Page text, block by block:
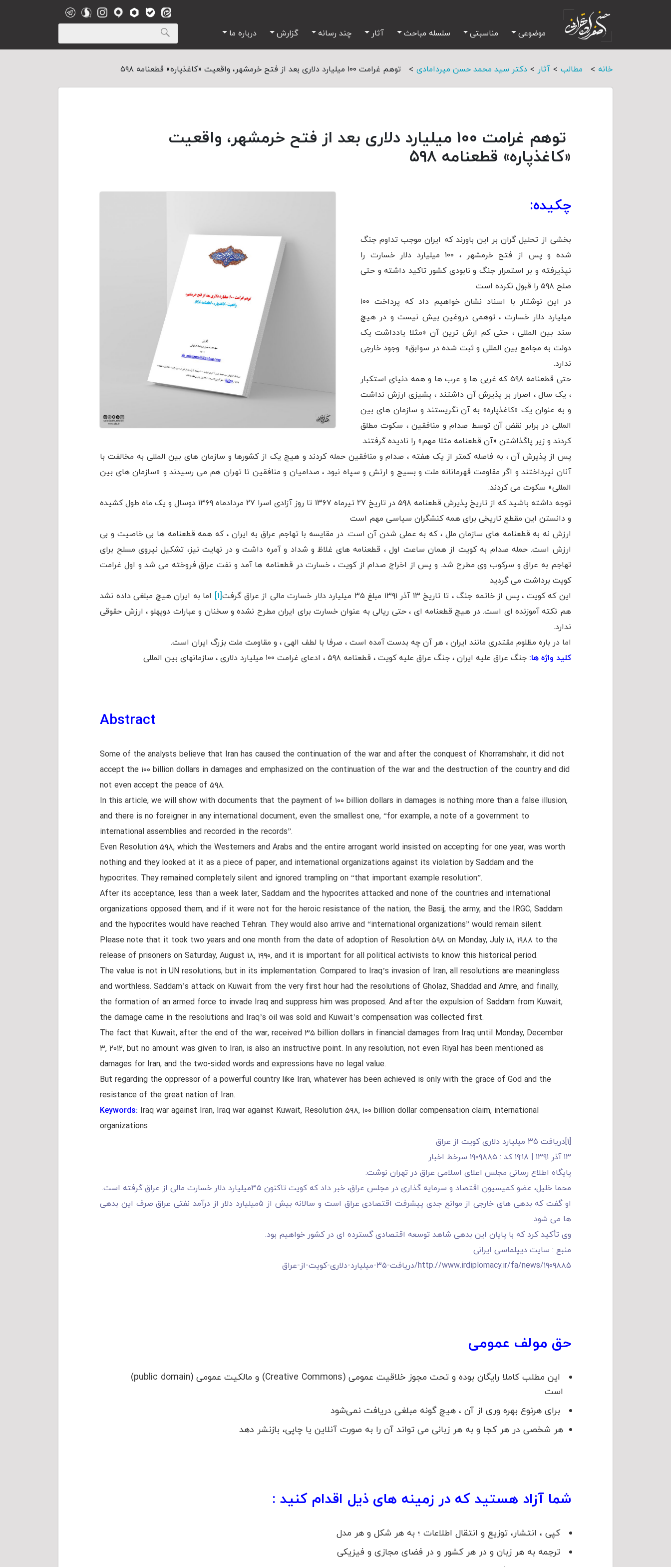
موضوعی مناسبتی سلسله مباحث آثار چند رسانه گزارش درباره ما
خانه > مطالب > آثار > دکتر سید محمد حسن میردامادی > توهم غرامت ۱۰۰ میلیارد دلاری بعد از فتح خرمشهر، واقعیت «کاغذپاره» قطعنامه ۵۹۸
توهم غرامت ۱۰۰ میلیارد دلاری بعد از فتح خرمشهر، واقعیت
«کاغذپاره» قطعنامه ۵۹۸
چکیده:
بخشی از تحلیل گران بر این باورند که ایران موجب تداوم جنگ
شده و پس از فتح خرمشهر ، ۱۰۰ میلیارد دلار خسارت را
نپذیرفته و بر استمرار جنگ و نابودی کشور تاکید داشته و حتی
صلح ۵۹۸ را قبول نکرده است
در این نوشتار با اسناد نشان خواهیم داد که پرداخت ۱۰۰
میلیارد دلار خسارت ، توهمی دروغین بیش نیست و در هیچ
سند بین المللی ، حتی کم ارش ترین آن «مثلا یادداشت یک
دولت به مجامع بین المللی و ثبت شده در سوابق» وجود خارجی
ندارد.
حتی قطعنامه ۵۹۸ که غربی ها و عرب ها و همه دنیای استکبار
، یک سال ، اصرار بر پذیرش آن داشتند ، پشیزی ارزش نداشت
و به عنوان یک «کاغذپاره» به آن نگریستند و سازمان های بین
المللی در برابر نقض آن توسط صدام و منافقین ، سکوت مطلق
کردند و زیر پاگذاشتن «آن قطعنامه مثلا مهم» را نادیده گرفتند.
پس از پذیرش آن ، به فاصله کمتر از یک هفته ، صدام و منافقین حمله کردند و هیچ یک از کشورها و سازمان های بین المللی به مخالفت با
آنان نپرداختند و اگر مقاومت قهرمانانه ملت و بسیج و ارتش و سپاه نبود ، صدامیان و منافقین تا تهران هم می رسیدند و «سازمان های بین
المللی» سکوت می کردند.
توجه داشته باشید که از تاریخ پذیرش قطعنامه ۵۹۸ در تاریخ ۲۷ تیرماه ۱۳۶۷ تا روز آزادی اسرا ۲۷ مردادماه ۱۳۶۹ دوسال و یک ماه طول کشیده
و دانستن این مقطع تاریخی برای همه کنشگران سیاسی مهم است
ارزش نه به قطعنامه های سازمان ملل ، که به عملی شدن آن است. در مقایسه با تهاجم عراق به ایران ، که همه قطعنامه ها بی خاصیت و بی
ارزش است. حمله صدام به کویت از همان ساعت اول ، قطعنامه های غلاظ و شداد و آمره داشت و در نهایت نیز، تشکیل نیروی مسلح برای
تهاجم به عراق و سرکوب وی مطرح شد. و پس از اخراج صدام از کویت ، خسارت در قطعنامه ها آمد و نفت عراق فروخته می شد و اول غرامت
کویت برداشت می گردید
این که کویت ، پس از خاتمه جنگ ، تا تاریخ ۱۳ آذر ۱۳۹۱ مبلغ ۳۵ میلیارد دلار خسارت مالی از عراق گرفت
[۱]
اما به ایران هیچ مبلغی داده نشد
هم نکته آموزنده ای است. در هیچ قطعنامه ای ، حتی ریالی به عنوان خسارت برای ایران مطرح نشده و سخنان و عبارات دوپهلو ، ارزش حقوقی
ندارد.
اما در باره مظلوم مقتدری مانند ایران ، هر آن چه بدست آمده است ، صرفا با لطف الهی ، و مقاومت ملت بزرگ ایران است.
کلید واژه ها: جنگ عراق علیه ایران ، جنگ عراق علیه کویت ، قطعنامه ۵۹۸ ، ادعای غرامت ۱۰۰ میلیارد دلاری ، سازمانهای بین المللی
Abstract
Some of the analysts believe that Iran has caused the continuation of the war and after the conquest of Khorramshahr, it did not
accept the ۱۰۰ billion dollars in damages and emphasized on the continuation of the war and the destruction of the country and did
not even accept the peace of ۵۹۸.
In this article, we will show with documents that the payment of ۱۰۰ billion dollars in damages is nothing more than a false illusion,
and there is no foreigner in any international document, even the smallest one, “for example, a note of a government to
international assemblies and recorded in the records”.
Even Resolution ۵۹۸, which the Westerners and Arabs and the entire arrogant world insisted on accepting for one year, was worth
nothing and they looked at it as a piece of paper, and international organizations against its violation by Saddam and the
hypocrites. They remained completely silent and ignored trampling on “that important example resolution”.
After its acceptance, less than a week later, Saddam and the hypocrites attacked and none of the countries and international
organizations opposed them, and if it were not for the heroic resistance of the nation, the Basij, the army, and the IRGC, Saddam
and the hypocrites would have reached Tehran. They would also arrive and “international organizations” would remain silent.
Please note that it took two years and one month from the date of adoption of Resolution ۵۹۸ on Monday, July ۱۸, ۱۹۸۸ to the
release of prisoners on Saturday, August ۱۸, ۱۹۹۰, and it is important for all political activists to know this historical period.
The value is not in UN resolutions, but in its implementation. Compared to Iraq’s invasion of Iran, all resolutions are meaningless
and worthless. Saddam’s attack on Kuwait from the very first hour had the resolutions of Gholaz, Shaddad and Amre, and finally,
the formation of an armed force to invade Iraq and suppress him was proposed. And after the expulsion of Saddam from Kuwait,
the damage came in the resolutions and Iraq’s oil was sold and Kuwait’s compensation was collected first.
The fact that Kuwait, after the end of the war, received ۳۵ billion dollars in financial damages from Iraq until Monday, December
۳, ۲۰۱۲, but no amount was given to Iran, is also an instructive point. In any resolution, not even Riyal has been mentioned as
damages for Iran, and the two-sided words and expressions have no legal value.
But regarding the oppressor of a powerful country like Iran, whatever has been achieved is only with the grace of God and the
resistance of the great nation of Iran.
Keywords: Iraq war against Iran, Iraq war against Kuwait, Resolution ۵۹۸, ۱۰۰ billion dollar compensation claim, international
organizations
[۱] دریافت ۳۵ میلیارد دلاری کویت از عراق
۱۳ آذر ۱۳۹۱ | ۱۹:۱۸ کد : ۱۹۰۹۸۸۵ سرخط اخبار
پایگاه اطلاع رسانی مجلس اعلای اسلامی عراق در تهران نوشت:
محما خلیل، عضو کمیسیون اقتصاد و سرمایه گذاری در مجلس عراق، خبر داد که کویت تاکنون ۳۵میلیارد دلار خسارت مالی از عراق گرفته است.
او گفت که بدهی های خارجی از موانع جدی پیشرفت اقتصادی عراق است و سالانه بیش از ۵میلیارد دلار از درآمد نفتی عراق صرف این بدهی
ها می شود.
وی تأکید کرد که با پایان این بدهی شاهد توسعه اقتصادی گسترده ای در کشور خواهیم بود.
منبع : سایت دیپلماسی ایرانی
http://www.irdiplomacy.ir/fa/news/۱۹۰۹۸۸۵/دریافت-۳۵-میلیارد-دلاری-کویت-از-عراق
حق مولف عمومی
این مطلب کاملا رایگان بوده و تحت مجوز خلاقیت عمومی (Creative Commons) و مالکیت عمومی (public domain)
است
برای هرنوع بهره وری از آن ، هیچ گونه مبلغی دریافت نمی‌شود
هر شخصی در هر کجا و به هر زبانی می تواند آن را به صورت آنلاین یا چاپی، بازنشر دهد
شما آزاد هستید که در زمینه های ذیل اقدام کنید :
کپی ، انتشار، توزیع و انتقال اطلاعات ؛ به هر شکل و هر مدل
ترجمه به هر زبان و در هر کشور و در فضای مجازی و فیزیکی